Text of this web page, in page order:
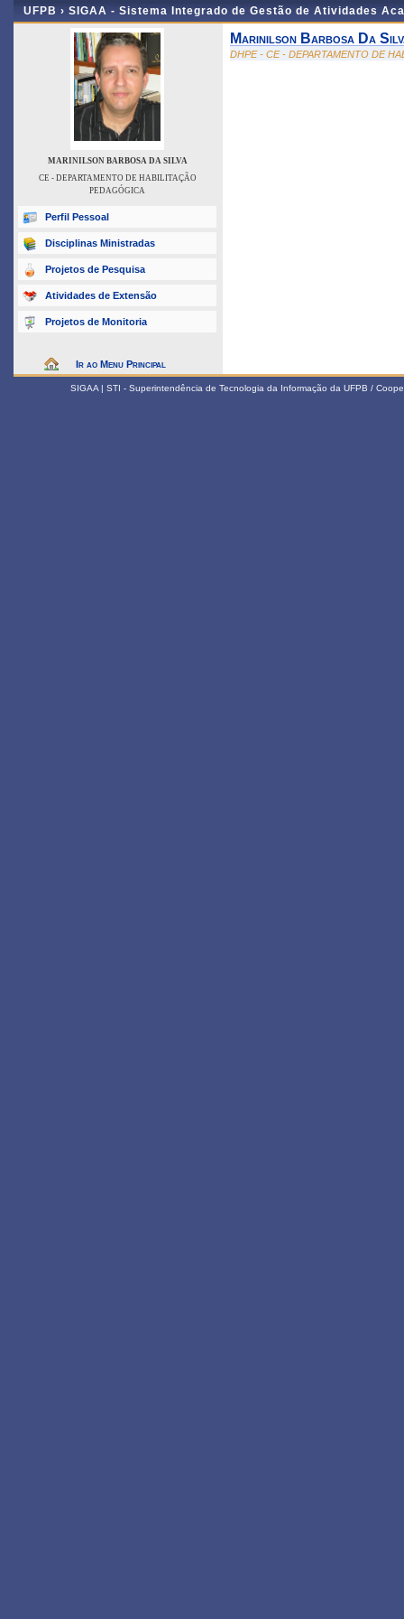
UFPB › SIGAA - Sistema Integrado de Gestão de Atividades
MARINILSON BARBOSA DA SILVA
CE - DEPARTAMENTO DE HABILITAÇÃO
PEDAGÓGICA
Perfil Pessoal
Disciplinas Ministradas
Projetos de Pesquisa
Atividades de Extensão
Projetos de Monitoria
Ir ao Menu Principal
Marinilson Barbosa Da
DHPE - CE - DEPARTAMENTO DE
SIGAA | STI - Superintendência de Tecnologia da Informação da UFPB /